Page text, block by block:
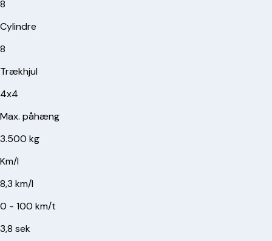
8
Cylindre
8
Trækhjul
4x4
Max. påhæng
3.500 kg
Km/l
8,3 km/l
0 - 100 km/t
3,8 sek